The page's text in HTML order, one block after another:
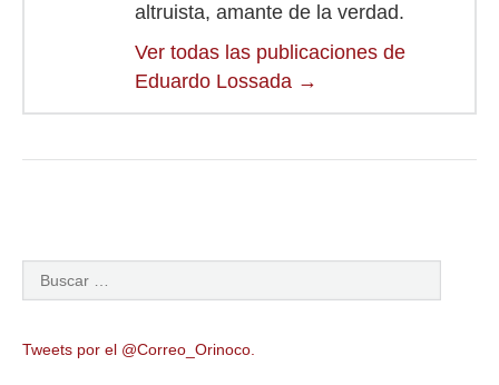
altruista, amante de la verdad.
Ver todas las publicaciones de
Eduardo Lossada →
Tweets por el @Correo_Orinoco.